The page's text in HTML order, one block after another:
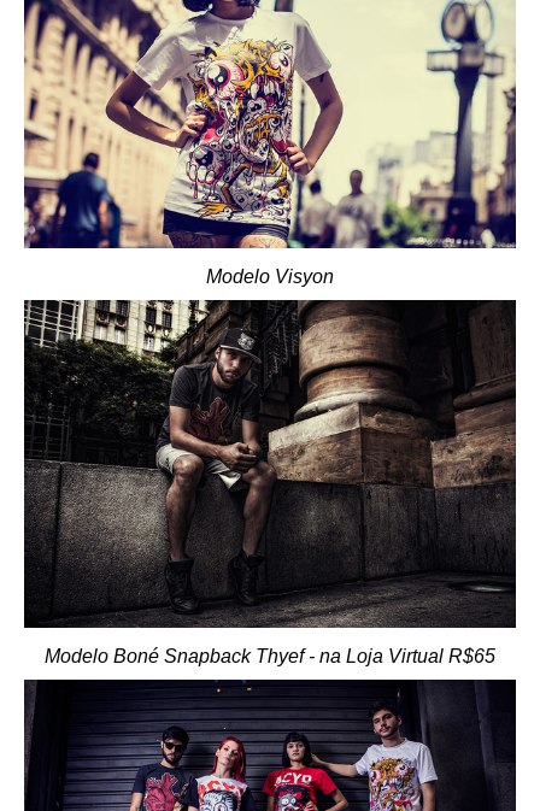
Modelo Visyon
Modelo Boné Snapback Thyef - na Loja Virtual R$65